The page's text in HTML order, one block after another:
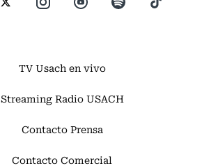
TV Usach en vivo
Streaming Radio USACH
Contacto Prensa
Contacto Comercial